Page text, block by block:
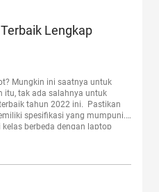
Lengkap
Mungkin ini saatnya untuk
itu, tak ada salahnya untuk
tahun 2022 ini. Pastikan
spesifikasi yang mumpuni.
berbeda dengan laptop